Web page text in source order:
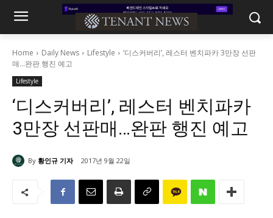
Home Daily News Lifestyle
‘디스커버리’, 레스터 벤치파카 3만장 선판
매…완판 행진 예고
Lifestyle
‘디스커버리’, 레스터 벤치파카
3만장 선판매…완판 행진 예고
By 황인규 기자 2017년 9월 22일